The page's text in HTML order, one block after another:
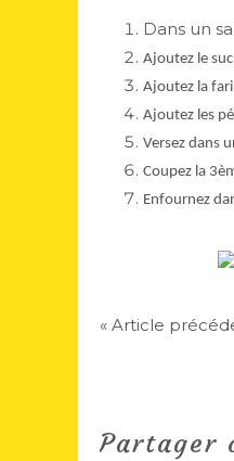
Dans un
Ajoutez le
Ajoutez la
Ajoutez les
Versez dans
Coupez la
Enfournez
« Article
Partager